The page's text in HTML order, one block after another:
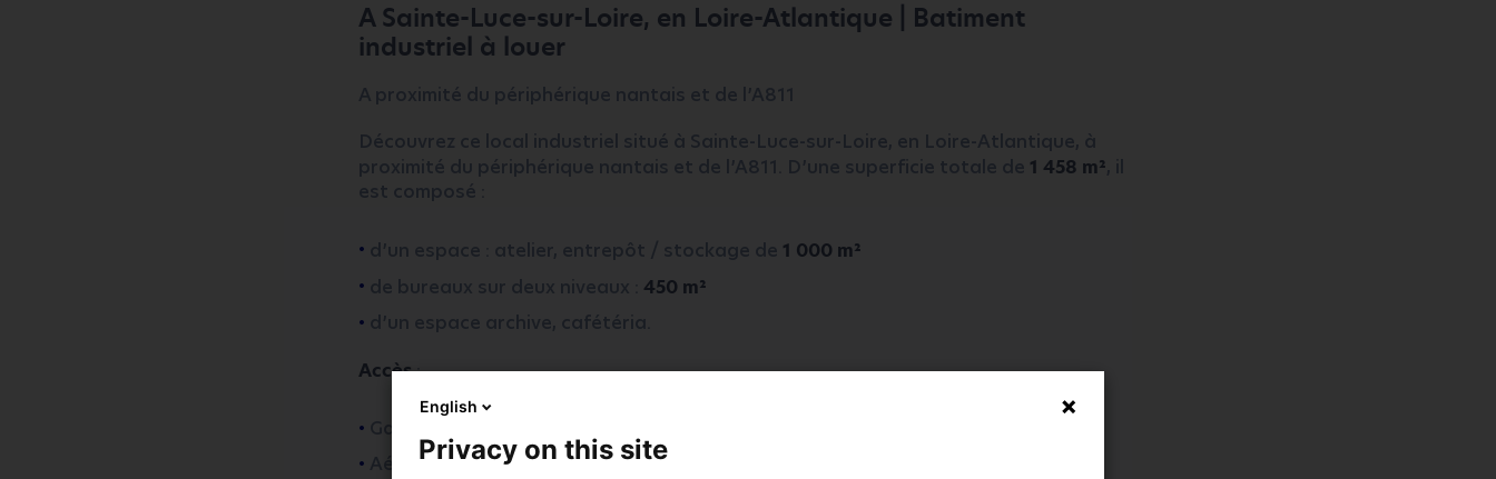
Champs obligatoires
A Sainte-Luce-sur-Loire, en Loire-Atlantique | Batiment
industriel à louer
A proximité du périphérique nantais et de l’A811
Découvrez ce local industriel situé à Sainte-Luce-sur-Loire, en Loire-Atlantique, à
proximité du périphérique nantais et de l’A811. D’une superficie totale de 1 458 m², il
est composé :
d’un espace : atelier, entrepôt / stockage de 1 000 m²
de bureaux sur deux niveaux : 450 m²
d’un espace archive, cafétéria.
Accès:
Gare de Nantes : 11 km
Aéroport Nantes Atlantique : 23 km
English
Privacy on this site